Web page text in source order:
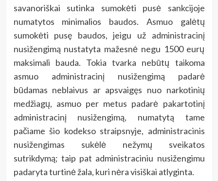
savanoriškai sutinka sumokėti pusė sankcijoje
numatytos minimalios baudos. Asmuo galėtų
sumokėti pusę baudos, jeigu už administracinį
nusižengimą nustatyta mažesnė negu 1500 eurų
maksimali bauda. Tokia tvarka nebūtų taikoma
asmuo administracinį nusižengimą padarė
būdamas neblaivus ar apsvaigęs nuo narkotinių
medžiagų, asmuo per metus padarė pakartotinį
administracinį nusižengimą, numatytą tame
pačiame šio kodekso straipsnyje, administracinis
nusižengimas sukėlė nežymų sveikatos
sutrikdymą; taip pat administraciniu nusižengimu
padaryta turtinė žala, kuri nėra visiškai atlyginta.